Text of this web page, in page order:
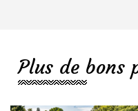
Plus de bons